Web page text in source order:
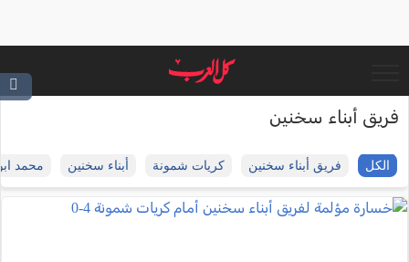
فريق أبناء سخنين
الكل فريق أبناء سخنين كريات شمونة أبناء سخنين محمد